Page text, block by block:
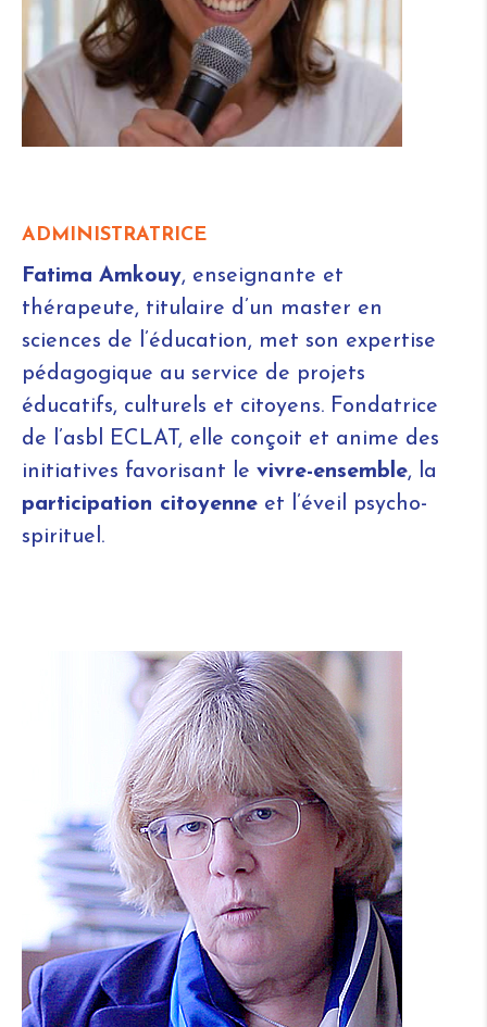
ADMINISTRATRICE
Fatima Amkouy, enseignante et
thérapeute, titulaire d’un master en
sciences de l’éducation, met son expertise
pédagogique au service de projets
éducatifs, culturels et citoyens. Fondatrice
de l’asbl ECLAT, elle conçoit et anime des
initiatives favorisant le vivre-ensemble, la
participation citoyenne et l’éveil psycho-
spirituel.